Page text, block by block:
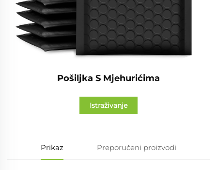
Pošiljka S Mjehurićima
Istraživanje
Prikaz Preporučeni proizvodi